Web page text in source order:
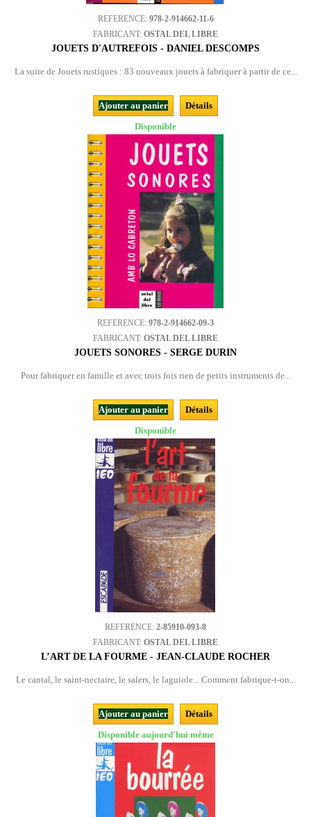
REFERENCE: 978-2-914662-11-6
FABRICANT: OSTAL DEL LIBRE
JOUETS D'AUTREFOIS - DANIEL DESCOMPS
La suite de Jouets rustiques : 83 nouveaux jouets à fabriquer à partir de ce...
Ajouter au panier
Détails
Disponible
REFERENCE: 978-2-914662-09-3
FABRICANT: OSTAL DEL LIBRE
JOUETS SONORES - SERGE DURIN
Pour fabriquer en famille et avec trois fois rien de petits instruments de...
Ajouter au panier
Détails
Disponible
REFERENCE: 2-85910-093-8
FABRICANT: OSTAL DEL LIBRE
L’ART DE LA FOURME - JEAN-CLAUDE ROCHER
Le cantal, le saint-nectaire, le salers, le laguiole... Comment fabrique-t-on...
Ajouter au panier
Détails
Disponible aujourd'hui même